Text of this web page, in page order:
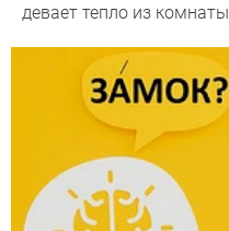
девает тепло из комнаты